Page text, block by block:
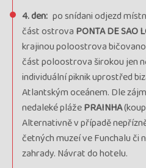
Termín
Kód termínu
Cena
Termín
Cena
4. den: po snídani odjezd
část ostrova PONTA DE SAO
krajinou poloostrova
část poloostrova širokou jen
individuální piknik uprostřed
Atlantským oceánem. Dle
nedaleké plážePRAINHA
Alternativně v případě
četných muzeí ve Funchalu či
zahrady. Návrat do hotelu.